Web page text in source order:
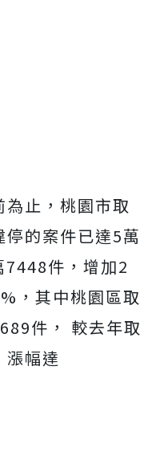
止，桃園市取
的案件已達5萬
件，增加2
，其中桃園區取
件， 較去年取
幅達